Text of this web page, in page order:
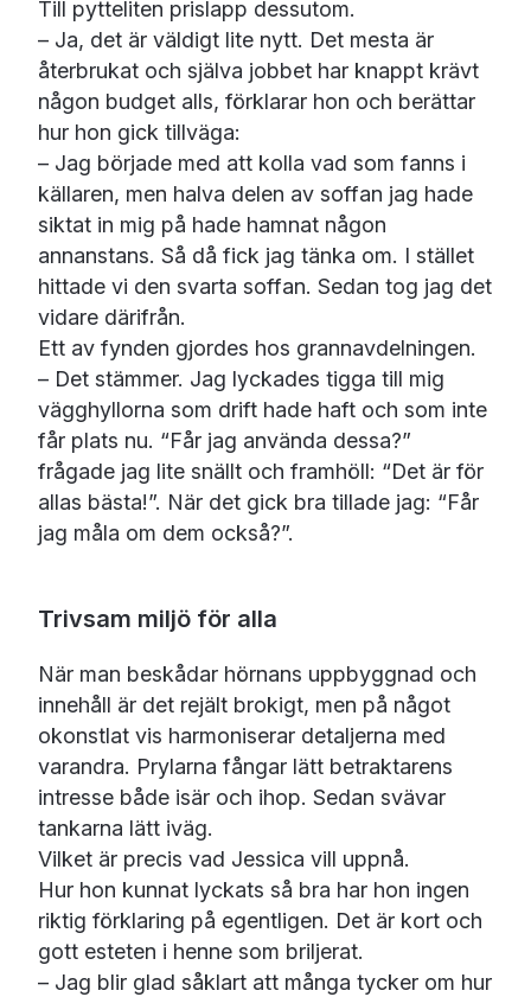
Till pytteliten prislapp dessutom.
– Ja, det är väldigt lite nytt. Det mesta är
återbrukat och själva jobbet har knappt krävt
någon budget alls, förklarar hon och berättar
hur hon gick tillväga:
– Jag började med att kolla vad som fanns i
källaren, men halva delen av soffan jag hade
siktat in mig på hade hamnat någon
annanstans. Så då fick jag tänka om. I stället
hittade vi den svarta soffan. Sedan tog jag det
vidare därifrån.
Ett av fynden gjordes hos grannavdelningen.
– Det stämmer. Jag lyckades tigga till mig
vägghyllorna som drift hade haft och som inte
får plats nu. “Får jag använda dessa?”
frågade jag lite snällt och framhöll: “Det är för
allas bästa!”. När det gick bra tillade jag: “Får
jag måla om dem också?”.
Trivsam miljö för alla
När man beskådar hörnans uppbyggnad och
innehåll är det rejält brokigt, men på något
okonstlat vis harmoniserar detaljerna med
varandra. Prylarna fångar lätt betraktarens
intresse både isär och ihop. Sedan svävar
tankarna lätt iväg.
Vilket är precis vad Jessica vill uppnå.
Hur hon kunnat lyckats så bra har hon ingen
riktig förklaring på egentligen. Det är kort och
gott esteten i henne som briljerat.
– Jag blir glad såklart att många tycker om hur